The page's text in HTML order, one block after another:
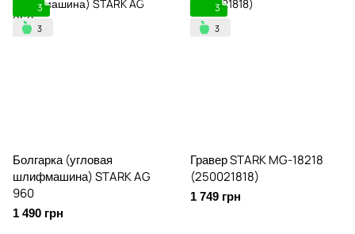
3
Болгарка (угловая
шлифмашина) STARK AG
960
1 490 грн
3
Гравер STARK MG-18218
(250021818)
1 749 грн